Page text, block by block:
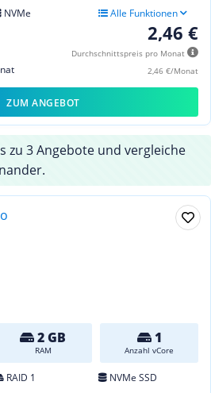
NVMe Alle Funktionen
2,46 €
Durchschnittspreis pro Monat
2,46 €/Monat
ZUM ANGEBOT
zu 3 Angebote und vergleiche
2 GB
RAM
1
Anzahl vCore
RAID 1
NVMe SSD